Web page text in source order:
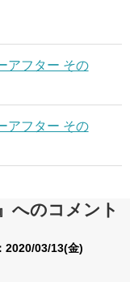
アフター その
アフター その
へのコメント
2020/03/13(金)